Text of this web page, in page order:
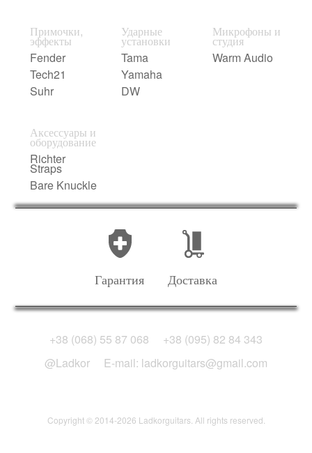
Примочки,
эффекты
Fender
Tech21
Suhr
Ударные
установки
Tama
Yamaha
DW
Микрофоны и
студия
Warm Audio
Аксессуары и
оборудование
Richter
Straps
Bare Knuckle
Гарантия Доставка
+38 (068) 55 87 068
+38 (095) 82 84 343
@Ladkor
E-mail: ladkorguitars@gmail.com
Copyright © 2014-2026 Ladkorguitars. All rights reserved.